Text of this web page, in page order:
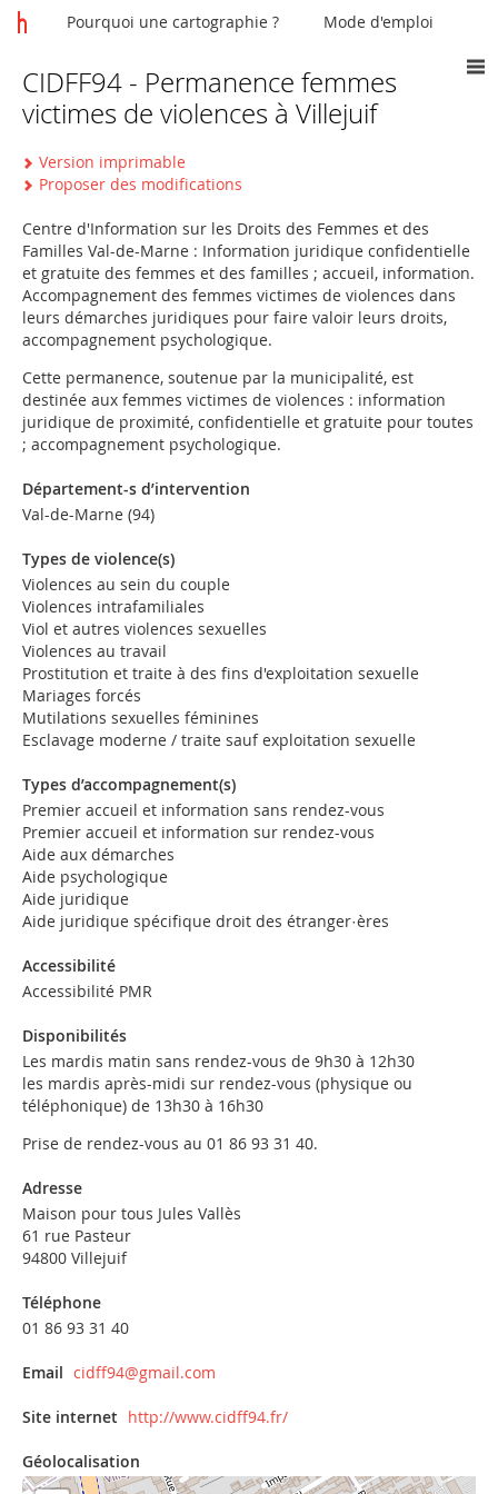
Vous
êtes
CIDFF94 - Permanence femmes
victimes de violences à Villejuif
Version imprimable
Proposer des modifications
Centre d'Information sur les Droits des Femmes et des
Familles Val-de-Marne : Information juridique confidentielle
et gratuite des femmes et des familles ; accueil, information.
Accompagnement des femmes victimes de violences dans
leurs démarches juridiques pour faire valoir leurs droits,
accompagnement psychologique.
Cette permanence, soutenue par la municipalité, est
destinée aux femmes victimes de violences : information
juridique de proximité, confidentielle et gratuite pour toutes
; accompagnement psychologique.
Département-s d’intervention
Val-de-Marne (94)
Types de violence(s)
Violences au sein du couple
Violences intrafamiliales
Viol et autres violences sexuelles
Violences au travail
Prostitution et traite à des fins d'exploitation sexuelle
Mariages forcés
Mutilations sexuelles féminines
Esclavage moderne / traite sauf exploitation sexuelle
Types d’accompagnement(s)
Premier accueil et information sans rendez-vous
Premier accueil et information sur rendez-vous
Aide aux démarches
Aide psychologique
Aide juridique
Aide juridique spécifique droit des étranger·ères
Accessibilité
Accessibilité PMR
Disponibilités
Les mardis matin sans rendez-vous de 9h30 à 12h30
les mardis après-midi sur rendez-vous (physique ou
téléphonique) de 13h30 à 16h30
Prise de rendez-vous au 01 86 93 31 40.
Adresse
Maison pour tous Jules Vallès
61 rue Pasteur
94800 Villejuif
Téléphone
01 86 93 31 40
Email cidff94@gmail.com
Site internet http://www.cidff94.fr/
Géolocalisation
Pourquoi une cartographie ? Mode d'emploi